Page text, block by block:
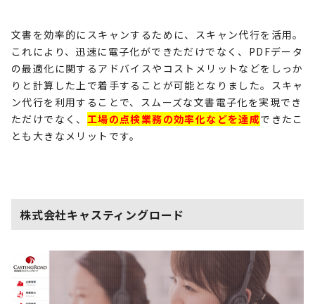
文書を効率的にスキャンするために、スキャン代行を活用。
これにより、迅速に電子化ができただけでなく、 PDFデータ
の最適化に関するアドバイスやコストメリットなどをしっか
りと計算した上で着手することが可能となりました。スキャ
ン代行を利用することで、スムーズな文書電子化を実現でき
ただけでなく、 工場の点検業務の効率化などを達成できたこ
とも大きなメリットです。
株式会社キャスティングロード